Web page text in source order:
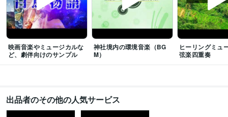
英語 日常会話レベル
映画音楽やミュージカルな
ど、劇伴向けのサンプル
神社境内の環境音楽（BG
M）
ヒーリングミ
弦楽四重奏
出品者のその他の人気サービス